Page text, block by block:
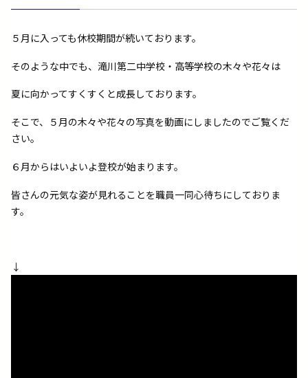
５月に入っても休校期間が続いております。
そのような中でも、滝川第二中学校・高等学校の木々や花々は
夏に向かってすくすくと成長しております。
そこで、５月の木々や花々の写真を動画にしましたのでご覧くだ
さい。
６月からはいよいよ登校が始まります。
皆さんの元気な姿が見れることを職員一同心待ちにしておりま
す。
↓